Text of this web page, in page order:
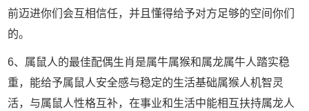
前迈进你们会互相信任，并且懂得给予对方足够的空间你们
的。
6、属鼠人的最佳配偶生肖是属牛属猴和属龙属牛人踏实稳
重，能给予属鼠人安全感与稳定的生活基础属猴人机智灵
活，与属鼠人性格互补，在事业和生活中能相互扶持属龙人